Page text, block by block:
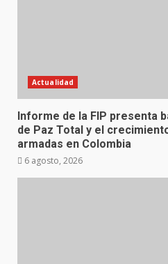
Actualidad
Informe de la FIP presenta
de Paz Total y el
armadas en Colombia
6 agosto, 2026